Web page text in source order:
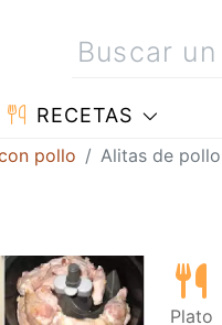
RECETAS
pollo Alitas de pollo
Plato